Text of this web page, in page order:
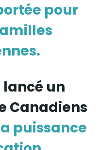
pour
lancé un
Canadiens
puissance